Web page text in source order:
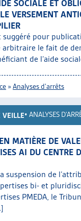
SOCIALE ET
VERSEMENT
suggéré pour
arbitraire le fait de
de l’aide
»Analyses d'arrêts
VEILLE• ANALYSES
MATIÈRE DE
AI DU CENTRE
suspension de
bi- et
PMEDA, le